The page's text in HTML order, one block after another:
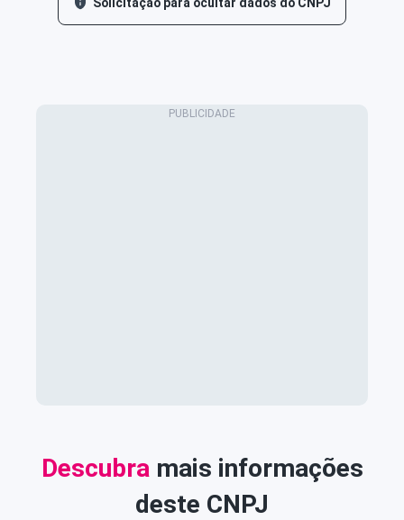
Descubra mais informações
deste CNPJ